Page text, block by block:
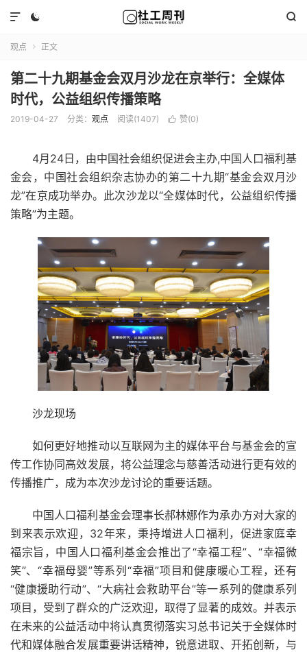
 

观点  正文
第二十九期基金会双月沙龙在京举行：全媒体
时代，公益组织传播策略
2019-04-27 分类： 观点 阅读(1407)  赞(0)
4月24日，由中国社会组织促进会主办,中国人口福利基
金会，中国社会组织杂志协办的第二十九期“基金会双月沙
龙”在京成功举办。此次沙龙以“全媒体时代，公益组织传播
策略”为主题。
沙龙现场
如何更好地推动以互联网为主的媒体平台与基金会的宣
传工作协同高效发展，将公益理念与慈善活动进行更有效的
传播推广，成为本次沙龙讨论的重要话题。
中国人口福利基金会理事长郝林娜作为承办方对大家的
到来表示欢迎，32年来，秉持增进人口福利，促进家庭幸
福宗旨，中国人口福利基金会推出了“幸福工程”、“幸福微
笑”、“幸福母婴”等系列“幸福”项目和健康暖心工程，还有
“健康援助行动”、“大病社会救助平台”等一系列的健康系列
项目，受到了群众的广泛欢迎，取得了显著的成效。并表示
在未来的公益活动中将认真贯彻落实习总书记关于全媒体时
代和媒体融合发展重要讲话精神，锐意进取、开拓创新，与